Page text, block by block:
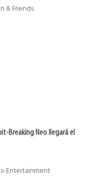
& Friends
Breaking Neo llegará el
Entertainment